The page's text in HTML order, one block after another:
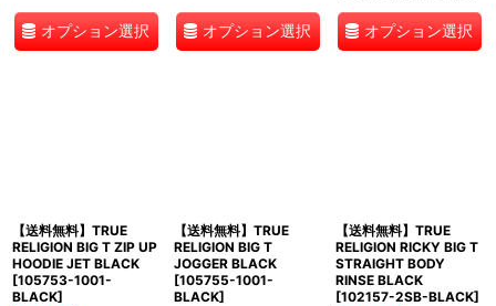
オプション選択 オプション選択 オプション選択
【送料無料】TRUE
RELIGION BIG T ZIP UP
HOODIE JET BLACK
[105753-1001-
BLACK]
【送料無料】TRUE
RELIGION BIG T
JOGGER BLACK
[105755-1001-
BLACK]
【送料無料】TRUE
RELIGION RICKY BIG T
STRAIGHT BODY
RINSE BLACK
[102157-2SB-BLACK]